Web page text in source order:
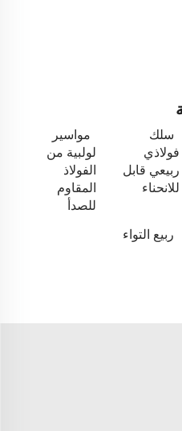
سلك
فولاذي
ربيعي قابل
للانحناء
مواسير
لولبية من
الفولاذ
المقاوم
للصدأ
ربيع التواء